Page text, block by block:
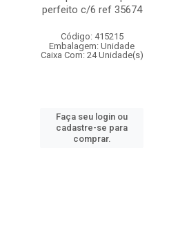
perfeito c/6 ref 35674
Código: 415215
Embalagem: Unidade
Caixa Com: 24 Unidade(s)
Faça seu login ou
cadastre-se para
comprar.